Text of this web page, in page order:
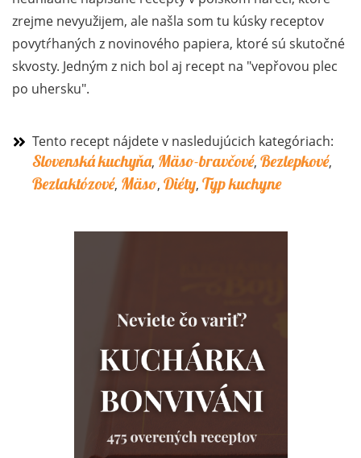
zrejme nevyužijem, ale našla som tu kúsky receptov
povytŕhaných z novinového papiera, ktoré sú skutočné
skvosty. Jedným z nich bol aj recept na "vepřovou plec
po uhersku".
Tento recept nájdete v nasledujúcich kategóriach:
Slovenská kuchyňa, Mäso-bravčové, Bezlepkové,
Bezlaktózové, Mäso, Diéty, Typ kuchyne